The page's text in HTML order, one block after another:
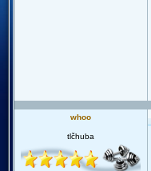
whoo
tlčhuba